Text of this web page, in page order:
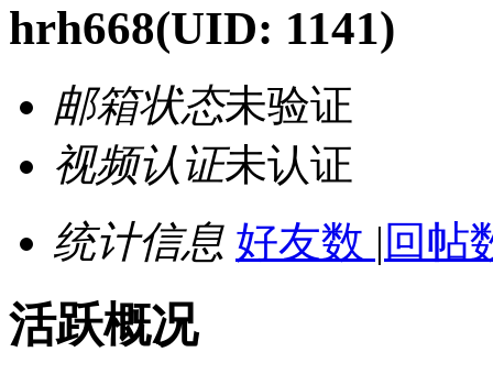
hrh668(UID: 1141)
邮箱状态未验证
视频认证未认证
统计信息 好友数 | 回帖
活跃概况